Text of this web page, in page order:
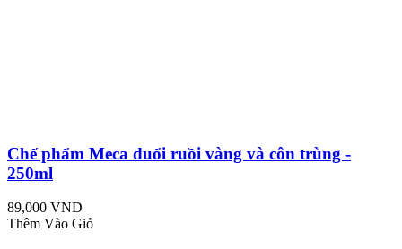
Chế phẩm Meca đuổi ruồi vàng và côn trùng -
250ml
89,000 VND
Thêm Vào Giỏ